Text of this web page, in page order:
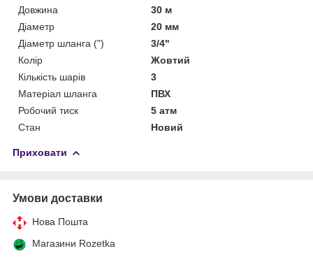
Довжина
30 м
Діаметр
20 мм
Діаметр шланга (")
3/4"
Колір
Жовтий
Кількість шарів
3
Матеріал шланга
ПВХ
Робочий тиск
5 атм
Стан
Новий
Приховати
Умови доставки
Нова Пошта
Магазини Rozetka